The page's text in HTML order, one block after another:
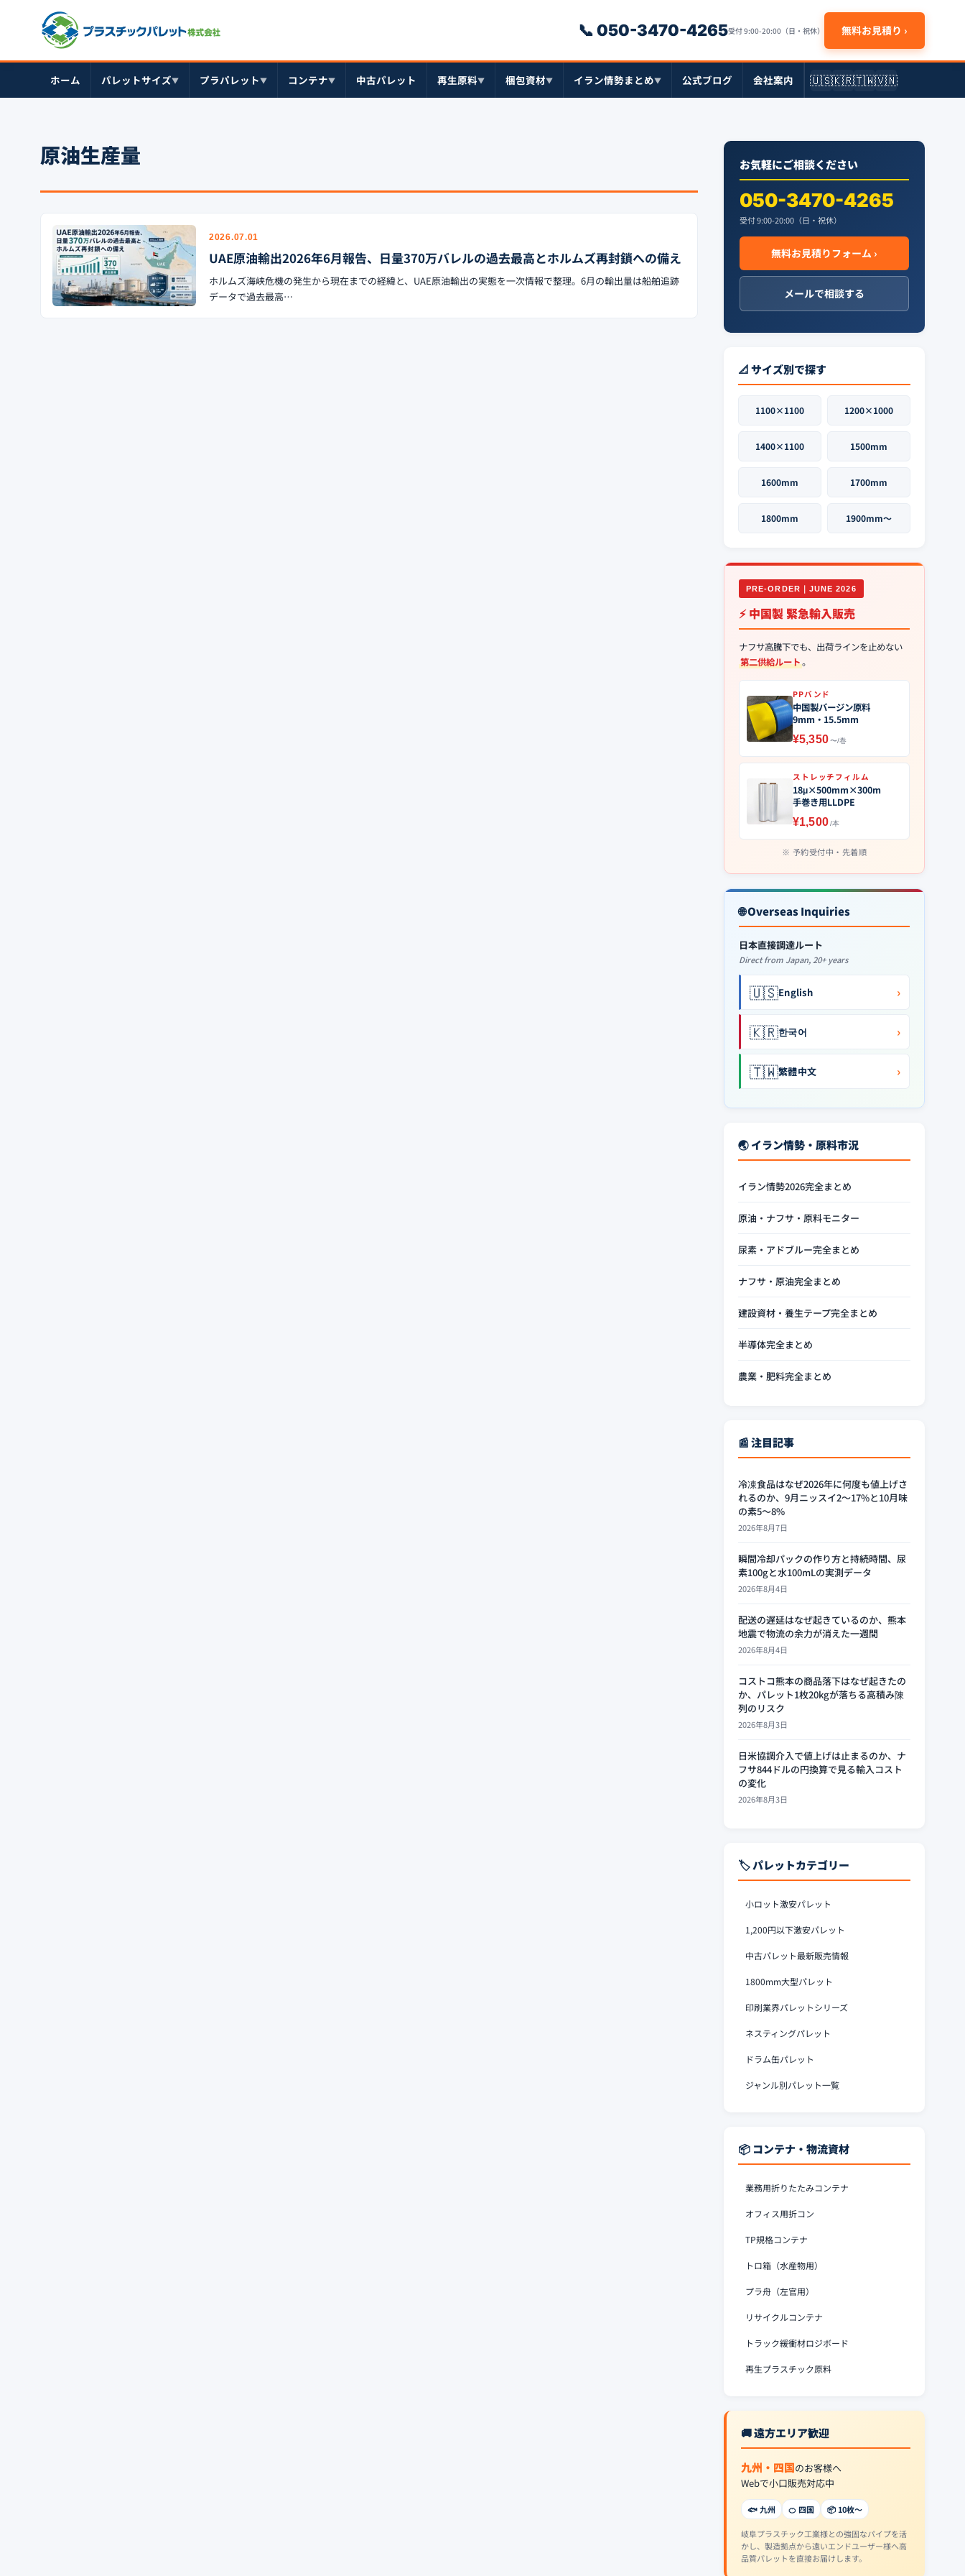
📞 050-3470-4265受付 9:00-20:00（日・祝休） 無料お見積り ›
ホーム パレットサイズ▼ プラパレット▼ コンテナ▼ 中古パレット 再生原料▼ 梱包資材▼ イラン情勢まとめ▼ 公式ブログ 会社案内 🇺🇸🇰🇷🇹🇼🇻🇳
原油生産量
2026.07.01
UAE原油輸出2026年6月報告、日量370万バレルの過去最高とホルムズ再封鎖への備え
ホルムズ海峡危機の発生から現在までの経緯と、UAE原油輸出の実態を一次情報で整理。6月の輸出量は船舶追跡
データで過去最高…
お気軽にご相談ください
050-3470-4265
受付 9:00-20:00（日・祝休）
無料お見積りフォーム ›
メールで相談する
📐 サイズ別で探す
1100×1100 1200×1000
1400×1100 1500mm
1600mm 1700mm
1800mm 1900mm〜
PRE-ORDER｜JUNE 2026
⚡ 中国製 緊急輸入販売
ナフサ高騰下でも、出荷ラインを止めない
第二供給ルート。
PPバンド
中国製バージン原料
9mm・15.5mm
¥5,350〜/巻
ストレッチフィルム
18μ×500mm×300m
手巻き用LLDPE
¥1,500/本
予約受付中・先着順
🌐 Overseas Inquiries
日本直接調達ルート
Direct from Japan, 20+ years
🇺🇸English ›
🇰🇷한국어 ›
🇹🇼繁體中文 ›
🌏 イラン情勢・原料市況
イラン情勢2026完全まとめ
原油・ナフサ・原料モニター
尿素・アドブルー完全まとめ
ナフサ・原油完全まとめ
建設資材・養生テープ完全まとめ
半導体完全まとめ
農業・肥料完全まとめ
📰 注目記事
冷凍食品はなぜ2026年に何度も値上げさ
れるのか、9月ニッスイ2〜17%と10月味
の素5〜8%
2026年8月7日
瞬間冷却パックの作り方と持続時間、尿
素100gと水100mLの実測データ
2026年8月4日
配送の遅延はなぜ起きているのか、熊本
地震で物流の余力が消えた一週間
2026年8月4日
コストコ熊本の商品落下はなぜ起きたの
か、パレット1枚20kgが落ちる高積み陳
列のリスク
2026年8月3日
日米協調介入で値上げは止まるのか、ナ
フサ844ドルの円換算で見る輸入コスト
の変化
2026年8月3日
🏷️ パレットカテゴリー
小ロット激安パレット
1,200円以下激安パレット
中古パレット最新販売情報
1800mm大型パレット
印刷業界パレットシリーズ
ネスティングパレット
ドラム缶パレット
ジャンル別パレット一覧
📦 コンテナ・物流資材
業務用折りたたみコンテナ
オフィス用折コン
TP規格コンテナ
トロ箱（水産物用）
プラ舟（左官用）
リサイクルコンテナ
トラック緩衝材ロジボード
再生プラスチック原料
🚚 遠方エリア歓迎
九州・四国のお客様へ
Webで小口販売対応中
🐟 九州 🍊 四国 📦 10枚〜
岐阜プラスチック工業様との強固なパイプを活
かし、製造拠点から遠いエンドユーザー様へ高
品質パレットを直接お届けします。